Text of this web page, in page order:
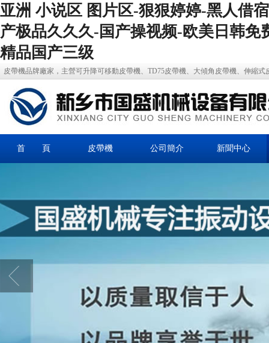
亚洲 小说区 图片区-狠狠婷婷-黑人借
产极品久久久-国产操视频-欧美日韩
精品国产三级
皮帶機品牌廠家，主營可升降可移動皮帶機、TD75皮帶機、大傾角皮帶機、伸縮
首 頁 皮帶機 公司簡介 新聞中心